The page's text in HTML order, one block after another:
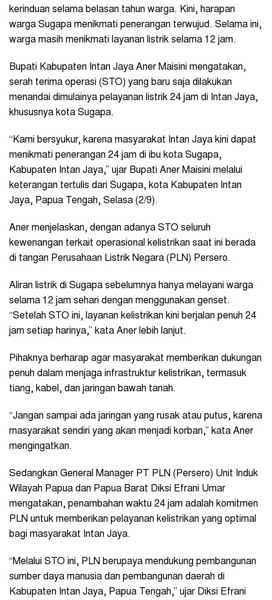
kerinduan selama belasan tahun warga. Kini, harapan
warga Sugapa menikmati penerangan terwujud. Selama ini,
warga masih menikmati layanan listrik selama 12 jam.
Bupati Kabupaten Intan Jaya Aner Maisini mengatakan,
serah terima operasi (STO) yang baru saja dilakukan
menandai dimulainya pelayanan listrik 24 jam di Intan Jaya,
khususnya kota Sugapa.
“Kami bersyukur, karena masyarakat Intan Jaya kini dapat
menikmati penerangan 24 jam di ibu kota Sugapa,
Kabupaten Intan Jaya,” ujar Bupati Aner Maisini melalui
keterangan tertulis dari Sugapa, kota Kabupaten Intan
Jaya, Papua Tengah, Selasa (2/9).
Aner menjelaskan, dengan adanya STO seluruh
kewenangan terkait operasional kelistrikan saat ini berada
di tangan Perusahaan Listrik Negara (PLN) Persero.
Aliran listrik di Sugapa sebelumnya hanya melayani warga
selama 12 jam sehari dengan menggunakan genset.
“Setelah STO ini, layanan kelistrikan kini berjalan penuh 24
jam setiap harinya,” kata Aner lebih lanjut.
Pihaknya berharap agar masyarakat memberikan dukungan
penuh dalam menjaga infrastruktur kelistrikan, termasuk
tiang, kabel, dan jaringan bawah tanah.
“Jangan sampai ada jaringan yang rusak atau putus, karena
masyarakat sendiri yang akan menjadi korban,” kata Aner
mengingatkan.
Sedangkan General Manager PT PLN (Persero) Unit Induk
Wilayah Papua dan Papua Barat Diksi Efrani Umar
mengatakan, penambahan waktu 24 jam adalah komitmen
PLN untuk memberikan pelayanan kelistrikan yang optimal
bagi masyarakat Intan Jaya.
“Melalui STO ini, PLN berupaya mendukung pembangunan
sumber daya manusia dan pembangunan daerah di
Kabupaten Intan Jaya, Papua Tengah,” ujar Diksi Efrani